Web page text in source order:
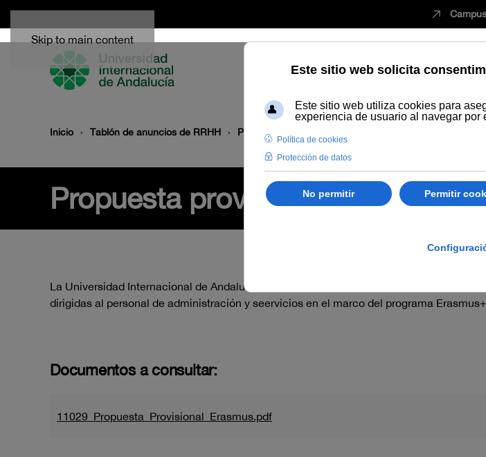
Skip to main content
Inicio Tablón de anuncios de RRHH Propuesta provisional Erasmus+ para el curso 2016-2017
Propuesta provisional Erasmus+
La Universidad Internacional de Andalucía hace pública la propuesta provisional de
dirigidas al personal de administración y seervicios en el marco del programa
Documentos a consultar:
11029_Propuesta_Provisional_Erasmus.pdf